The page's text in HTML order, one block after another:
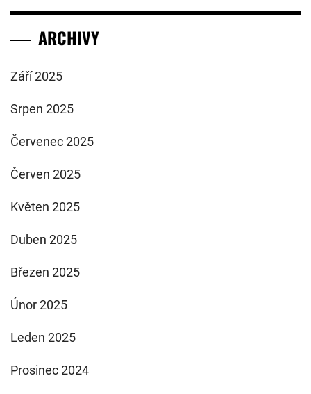
ARCHIVY
Září 2025
Srpen 2025
Červenec 2025
Červen 2025
Květen 2025
Duben 2025
Březen 2025
Únor 2025
Leden 2025
Prosinec 2024